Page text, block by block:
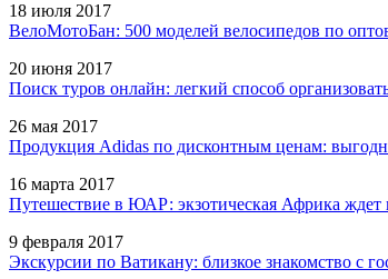
18 июля 2017
ВелоМотоБан: 500 моделей велосипедов по
20 июня 2017
Поиск туров онлайн: легкий способ
26 мая 2017
Продукция Adidas по дисконтным ценам:
16 марта 2017
Путешествие в ЮАР: экзотическая Африка ждет
9 февраля 2017
Экскурсии по Ватикану: близкое знакомство с